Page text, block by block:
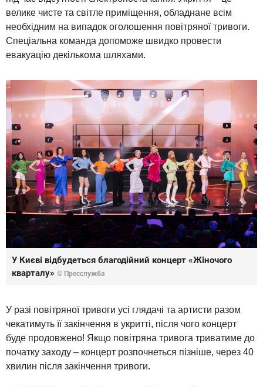
велике чисте та світле приміщення, обладнане всім
необхідним на випадок оголошення повітряної тривоги.
Спеціальна команда допоможе швидко провести
евакуацію декількома шляхами.
У Києві відбудеться благодійний концерт «Жіночого
кварталу» © Пресслужба
У разі повітряної тривоги усі глядачі та артисти разом
чекатимуть її закінчення в укритті, після чого концерт
буде продовжено! Якщо повітряна тривога триватиме до
початку заходу – концерт розпочнеться пізніше, через 40
хвилин після закінчення тривоги.